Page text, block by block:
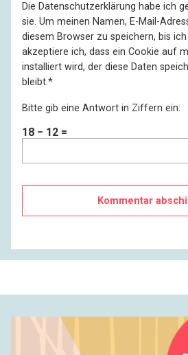
Die Datenschutzerklärung habe ich
sie. Um meinen Namen, E-Mail-
diesem Browser zu speichern, bis
akzeptiere ich, dass ein Cookie auf
installiert wird, der diese Daten
bleibt.*
Bitte gib eine Antwort in Ziffern ein:
18 − 12 =